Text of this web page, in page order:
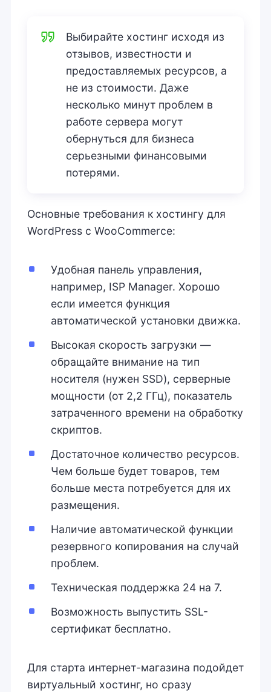
Выбирайте хостинг исходя из
отзывов, известности и
предоставляемых ресурсов, а
не из стоимости. Даже
несколько минут проблем в
работе сервера могут
обернуться для бизнеса
серьезными финансовыми
потерями.
Основные требования к хостингу для
WordPress с WooCommerce:
Удобная панель управления,
например, ISP Manager. Хорошо
если имеется функция
автоматической установки движка.
Высокая скорость загрузки —
обращайте внимание на тип
носителя (нужен SSD), серверные
мощности (от 2,2 ГГц), показатель
затраченного времени на обработку
скриптов.
Достаточное количество ресурсов.
Чем больше будет товаров, тем
больше места потребуется для их
размещения.
Наличие автоматической функции
резервного копирования на случай
проблем.
Техническая поддержка 24 на 7.
Возможность выпустить SSL-
сертификат бесплатно.
Для старта интернет-магазина подойдет
виртуальный хостинг, но сразу